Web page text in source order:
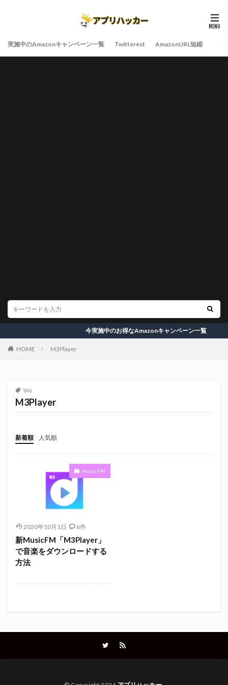
実施中のAmazonキャンペーン一覧 Twitterest AmazonURL短縮
今実施中のお得なAmazonキャンペーン一覧
HOME M3Player
TAG
M3Player
新着順 人気順
Music FM
2020年10月1日 6件
新MusicFM「M3Player」
で音楽をダウンロードする
方法